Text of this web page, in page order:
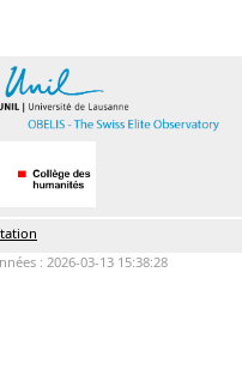
: 2026-03-13 15:38:28